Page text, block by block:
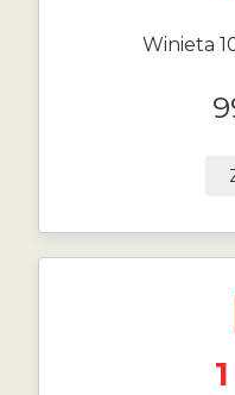
Winieta
1